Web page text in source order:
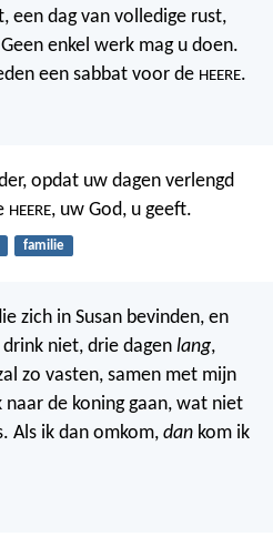
een dag van volledige rust,
enkel werk mag u doen.
een sabbat voor de HEERE.
opdat uw dagen verlengd
HEERE, uw God, u geeft.
familie
zich in Susan bevinden, en
niet, drie dagen lang,
zo vasten, samen met mijn
naar de koning gaan, wat niet
Als ik dan omkom, dan kom ik